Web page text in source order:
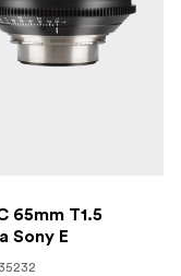
65mm T1.5
Sony E